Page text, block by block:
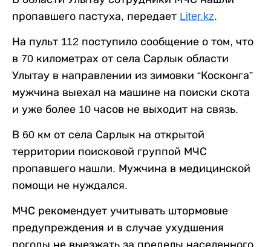
пропавшего пастуха, передает Liter.kz.
На пульт 112 поступило сообщение о том, что
в 70 километрах от села Сарлык области
Улытау в направлении из зимовки “Косконга”
мужчина выехал на машине на поиски скота
и уже более 10 часов не выходит на связь.
В 60 км от села Сарлык на открытой
территории поисковой группой МЧС
пропавшего нашли. Мужчина в медицинской
помощи не нуждался.
МЧС рекомендует учитывать штормовые
предупреждения и в случае ухудшения
погоды не выезжать за пределы населенного